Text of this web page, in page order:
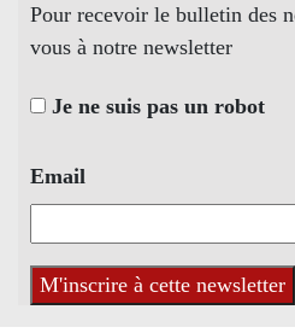
Pour recevoir le bulletin des
vous à notre newsletter
Je ne suis pas un robot
Email